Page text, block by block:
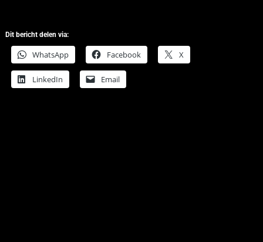
Dit bericht delen via:
WhatsApp Facebook X
LinkedIn Email